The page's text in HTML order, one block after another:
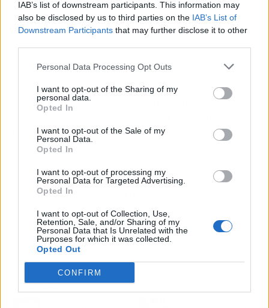
IAB’s list of downstream participants. This information may
also be disclosed by us to third parties on the IAB’s List of
Downstream Participants that may further disclose it to other
Personal Data Processing Opt Outs
I want to opt-out of the Sharing of my
personal data.
Opted In
I want to opt-out of the Sale of my
Personal Data.
Opted In
I want to opt-out of processing my
Personal Data for Targeted Advertising.
Opted In
I want to opt-out of Collection, Use,
Retention, Sale, and/or Sharing of my
Personal Data that Is Unrelated with the
Purposes for which it was collected.
Opted Out
CONFIRM
Aunque hoy en día muchas personas deciden
quedarse solteras porque tener una pareja
resulta mucho trabajo, el vínculo de una
relación trae consigo muchos beneficios. Pero,
pareja se construye, para así disfrutar de todas
las ventajas de compartir la vida con otro.
Cris Koro desde Maestro Corazón
encargada de producir los eventos de Nilda
Chiaraviglio en España